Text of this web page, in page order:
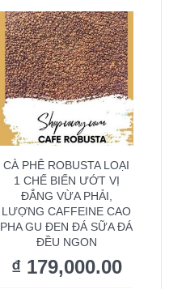
CÀ PHÊ ROBUSTA LOẠI
1 CHẾ BIẾN ƯỚT VỊ
ĐẮNG VỪA PHẢI,
LƯỢNG CAFFEINE CAO
PHA GU ĐEN ĐÁ SỮA ĐÁ
ĐỀU NGON
₫179,000.00